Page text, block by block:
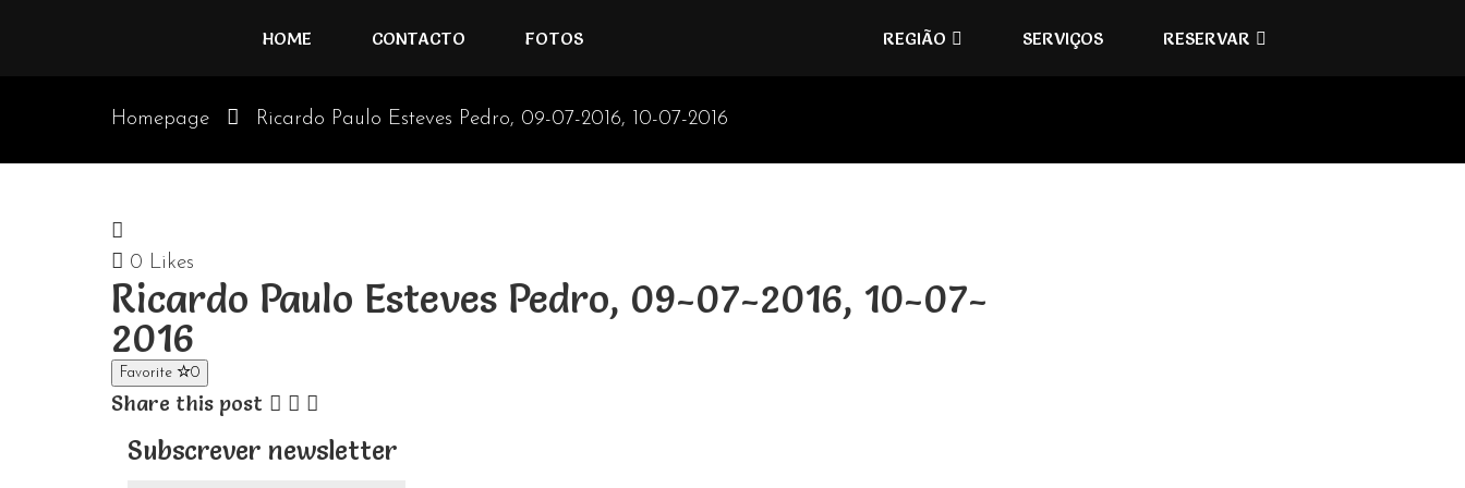
HOME CONTACTO FOTOS REGIÃO SERVIÇOS RESERVAR
Homepage Ricardo Paulo Esteves Pedro, 09-07-2016, 10-07-2016
0 Likes
Ricardo Paulo Esteves Pedro, 09-07-2016, 10-07-
2016
Favorite 0
Share this post
Subscrever newsletter